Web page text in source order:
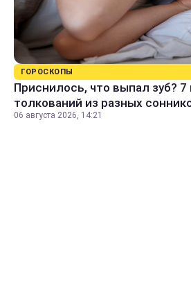
ГОРОСКОПЫ
Приснилось, что выпал зуб?
толкований из разных
06 августа 2026, 14:21